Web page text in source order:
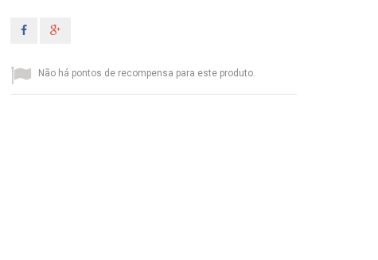
Não há pontos de recompensa para este produto.